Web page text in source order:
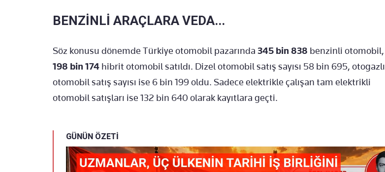
BENZİNLİ ARAÇLARA VEDA...
Söz konusu dönemde Türkiye otomobil pazarında 345 bin 838 benzinli otomobil,
198 bin 174 hibrit otomobil satıldı. Dizel otomobil satış sayısı 58 bin 695, otogazlı
otomobil satış sayısı ise 6 bin 199 oldu. Sadece elektrikle çalışan tam elektrikli
otomobil satışları ise 132 bin 640 olarak kayıtlara geçti.
GÜNÜN ÖZETİ